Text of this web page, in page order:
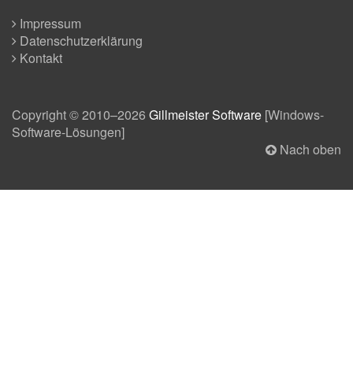
Impressum
Datenschutzerklärung
Kontakt
Copyright © 2010–2026 Gillmeister Software [Windows-
Software-Lösungen]
Nach oben